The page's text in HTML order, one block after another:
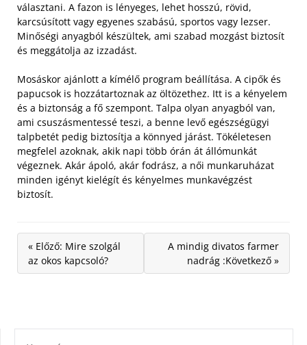
választani. A fazon is lényeges, lehet hosszú, rövid,
karcsúsított vagy egyenes szabású, sportos vagy lezser.
Minőségi anyagból készültek, ami szabad mozgást biztosít
és meggátolja az izzadást.
Mosáskor ajánlott a kímélő program beállítása. A cipők és
papucsok is hozzátartoznak az öltözethez. Itt is a kényelem
és a biztonság a fő szempont. Talpa olyan anyagból van,
ami csuszásmentessé teszi, a benne levő egészségügyi
talpbetét pedig biztosítja a könnyed járást. Tökéletesen
megfelel azoknak, akik napi több órán át állómunkát
végeznek. Akár ápoló, akár fodrász, a női munkaruházat
minden igényt kielégít és kényelmes munkavégzést
biztosít.
« Előző: Mire szolgál
az okos kapcsoló?
A mindig divatos farmer
nadrág :Következő »